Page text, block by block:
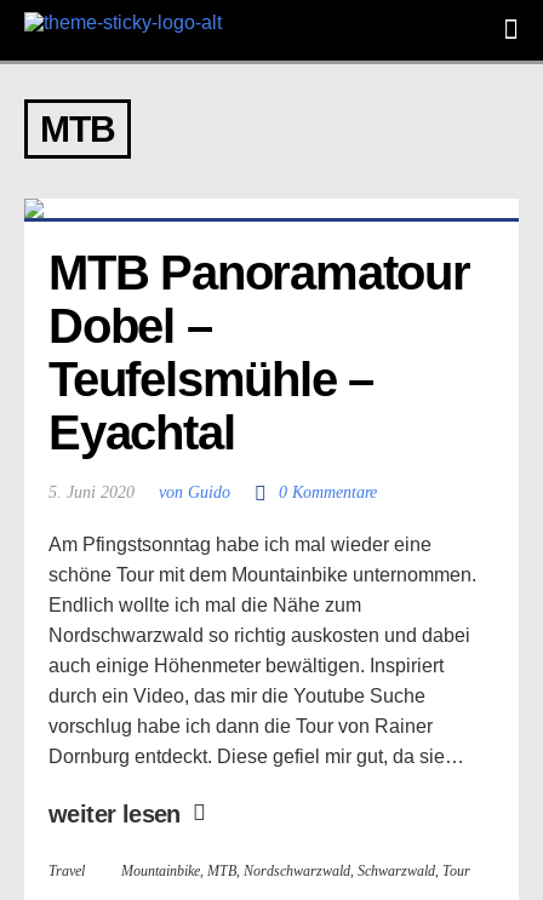
MTB
MTB Panoramatour
Dobel –
Teufelsmühle –
Eyachtal
5. Juni 2020 von Guido 0 Kommentare
Am Pfingstsonntag habe ich mal wieder eine
schöne Tour mit dem Mountainbike unternommen.
Endlich wollte ich mal die Nähe zum
Nordschwarzwald so richtig auskosten und dabei
auch einige Höhenmeter bewältigen. Inspiriert
durch ein Video, das mir die Youtube Suche
vorschlug habe ich dann die Tour von Rainer
Dornburg entdeckt. Diese gefiel mir gut, da sie…
weiter lesen
Travel Mountainbike, MTB, Nordschwarzwald, Schwarzwald, Tour